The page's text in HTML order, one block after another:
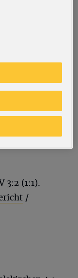
(15:11)
3:2 (1:1).
/